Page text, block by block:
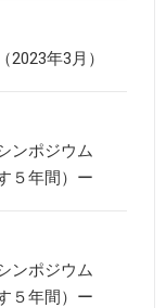
年3月）
ンポジウム
５年間）ー
ンポジウム
５年間）ー